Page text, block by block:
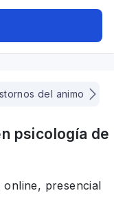
del animo
psicología de
online, presencial